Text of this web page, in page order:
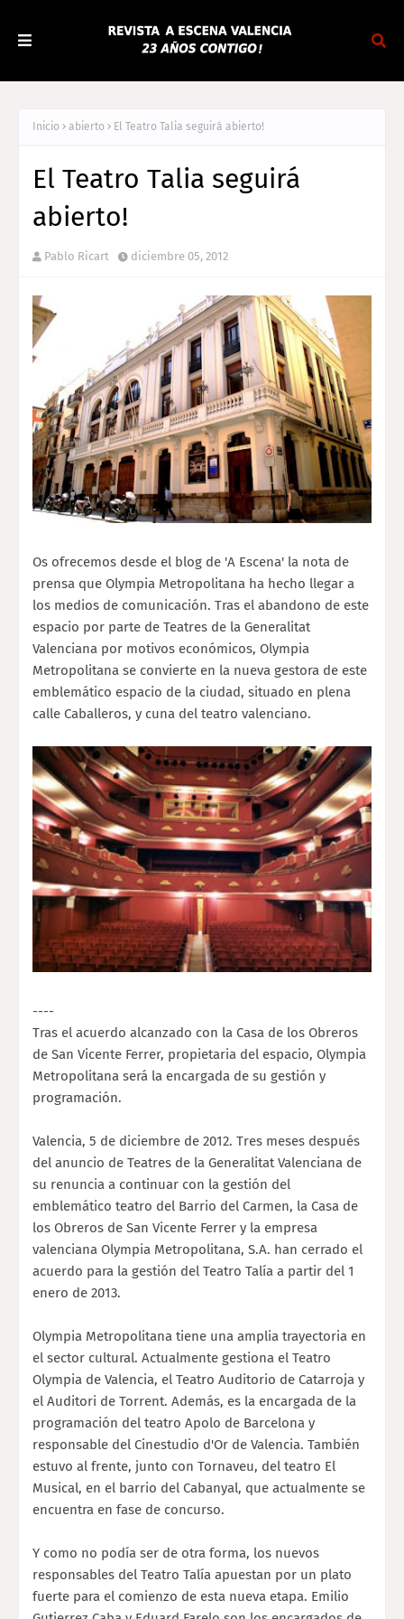
Inicio abierto El Teatro Talia seguirá abierto!
El Teatro Talia seguirá
abierto!
Pablo Ricart diciembre 05, 2012
Os ofrecemos desde el blog de 'A Escena' la nota de
prensa que Olympia Metropolitana ha hecho llegar a
los medios de comunicación. Tras el abandono de este
espacio por parte de Teatres de la Generalitat
Valenciana por motivos económicos, Olympia
Metropolitana se convierte en la nueva gestora de este
emblemático espacio de la ciudad, situado en plena
calle Caballeros, y cuna del teatro valenciano.
----
Tras el acuerdo alcanzado con la Casa de los Obreros
de San Vicente Ferrer, propietaria del espacio, Olympia
Metropolitana será la encargada de su gestión y
programación.
Valencia, 5 de diciembre de 2012. Tres meses después
del anuncio de Teatres de la Generalitat Valenciana de
su renuncia a continuar con la gestión del
emblemático teatro del Barrio del Carmen, la Casa de
los Obreros de San Vicente Ferrer y la empresa
valenciana Olympia Metropolitana, S.A. han cerrado el
acuerdo para la gestión del Teatro Talía a partir del 1
enero de 2013.
Olympia Metropolitana tiene una amplia trayectoria en
el sector cultural. Actualmente gestiona el Teatro
Olympia de Valencia, el Teatro Auditorio de Catarroja y
el Auditori de Torrent. Además, es la encargada de la
programación del teatro Apolo de Barcelona y
responsable del Cinestudio d'Or de Valencia. También
estuvo al frente, junto con Tornaveu, del teatro El
Musical, en el barrio del Cabanyal, que actualmente se
encuentra en fase de concurso.
Y como no podía ser de otra forma, los nuevos
responsables del Teatro Talía apuestan por un plato
fuerte para el comienzo de esta nueva etapa. Emilio